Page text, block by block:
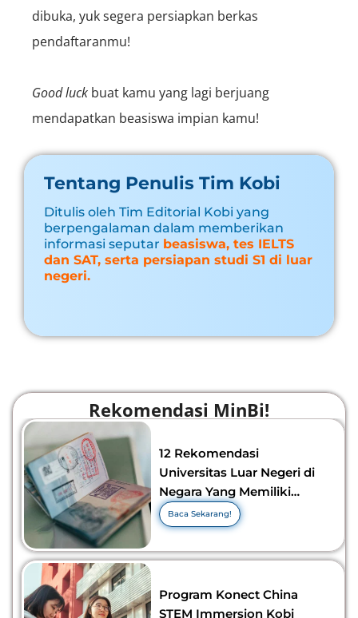
dibuka, yuk segera persiapkan berkas
pendaftaranmu!
Good luck buat kamu yang lagi berjuang
mendapatkan beasiswa impian kamu!
Tentang Penulis Tim Kobi
Ditulis oleh Tim Editorial Kobi yang
berpengalaman dalam memberikan
informasi seputar beasiswa, tes IELTS
dan SAT, serta persiapan studi S1 di luar
negeri.
Rekomendasi MinBi!
12 Rekomendasi
Universitas Luar Negeri di
Negara Yang Memiliki
Visa Murah di 2026-2027!
Baca Sekarang!
Program Konect China
STEM Immersion Kobi